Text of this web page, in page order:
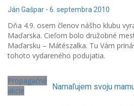
Ján Gašpar - 6. septembra 2010
Dňa 4.9. osem členov nášho klubu
Maďarska. Cieľom bolo družobné
Maďarsku – Mátészalka. Tu Vám
tohoto vydareného podujatia.
Propagačné
akcie
Namaľujem svoju